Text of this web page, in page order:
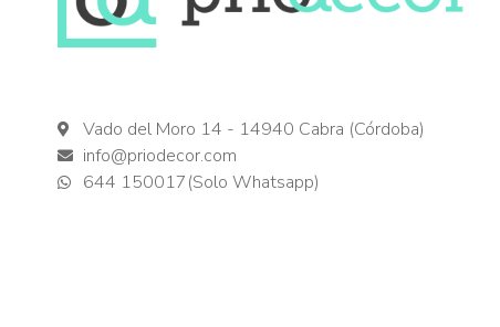
Vado del Moro 14 - 14940 Cabra (Córdoba)
info@priodecor.com
644 150017(Solo Whatsapp)